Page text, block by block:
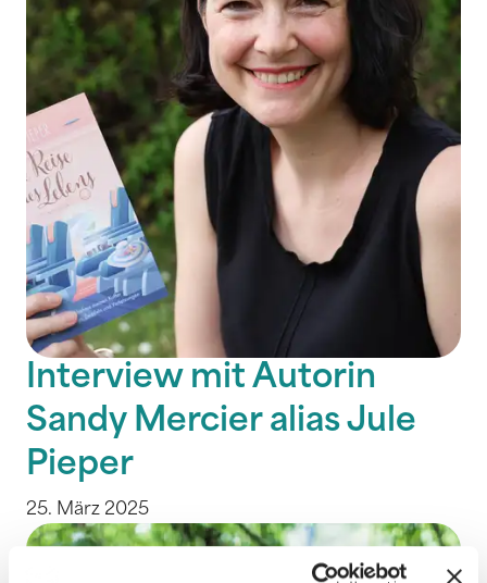
Interview mit Autorin
Sandy Mercier alias Jule
Pieper
25. März 2025